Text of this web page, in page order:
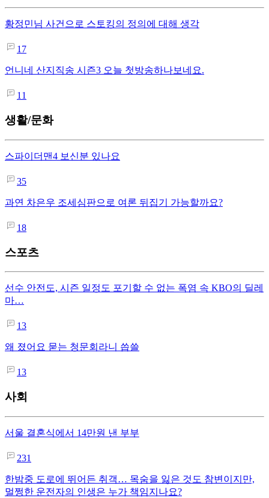
황정민님 사건으로 스토킹의 정의에 대해 생각
17
언니네 산지직송 시즌3 오늘 첫방송하나보네요.
11
생활/문화
스파이더맨4 보신분 있나요
35
과연 차은우 조세심판으로 여론 뒤집기 가능할까요?
18
스포츠
선수 안전도, 시즌 일정도 포기할 수 없는 폭염 속 KBO의 딜레
마…
13
왜 졌어요 묻는 청문회라니 씁쓸
13
사회
서울 결혼식에서 14만원 낸 부부
231
한밤중 도로에 뛰어든 취객… 목숨을 잃은 것도 참변이지만,
멀쩡한 운전자의 인생은 누가 책임지나요?